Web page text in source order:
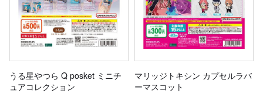
うる星やつら Q posket ミニチ
ュアコレクション
マリッジトキシン カプセルラバ
ーマスコット